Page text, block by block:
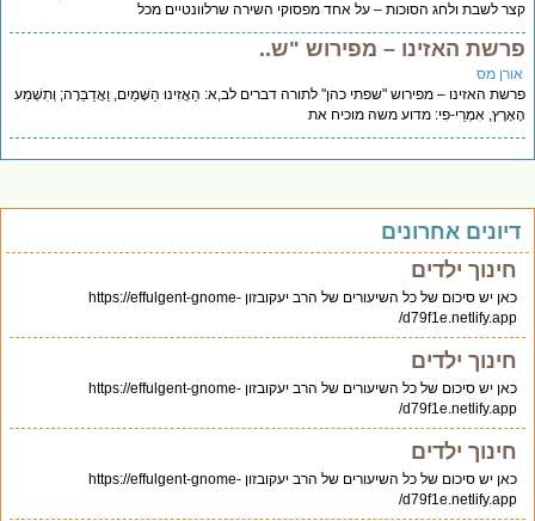
לשבת ולחג הסוכות – על אחד מפסוקי השירה שרלוונטיים מכל
האזינו – מפירוש "ש..
מס
האזינו – מפירוש "שפתי כהן" לתורה דברים לב,א: הַאֲזִינוּ הַשָּׁמַיִם, וַאֲדַבֵּרָה; וְתִשְׁמַע
אִמְרֵי-פִי: מדוע משה מוכיח את
אחרונים
חינוך ילדים
כאן יש סיכום של כל השיעורים של הרב יעקובזון https://effulgent-gnome-
d79f1e.netlify.app/
חינוך ילדים
כאן יש סיכום של כל השיעורים של הרב יעקובזון https://effulgent-gnome-
d79f1e.netlify.app/
חינוך ילדים
כאן יש סיכום של כל השיעורים של הרב יעקובזון https://effulgent-gnome-
d79f1e.netlify.app/